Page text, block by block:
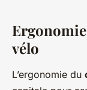
vélo
L’ergonomie du